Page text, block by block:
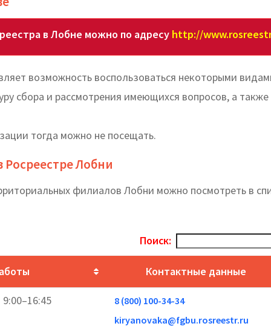
в Лобне можно по адресу http://
возможность воспользоваться некоторыми
сбора и рассмотрения имеющихся вопросов, а также
тогда можно не посещать.
Лобни
филиалов Лобни можно посмотреть в
Поиск:
Контактные данные
8 (800) 100-34-34
kiryanovaka@fgbu.rosreestr.ru